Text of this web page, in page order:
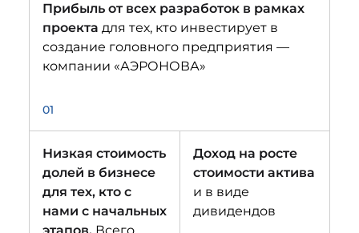
Прибыль от всех разработок в рамках
проекта для тех, кто инвестирует в
создание головного предприятия —
компании «АЭРОНОВА»
01
Низкая стоимость
долей в бизнесе
для тех, кто с
нами с начальных
Доход на росте
стоимости актива
и в виде
дивидендов